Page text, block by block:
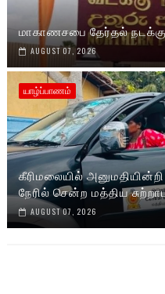
மாகாணசபை தேர்தல்
AUGUST 07, 2026
யாழ்ப்பாணம்
கீரிமலையில்
நேரில் சென்ற மத்திய
AUGUST 07, 2026